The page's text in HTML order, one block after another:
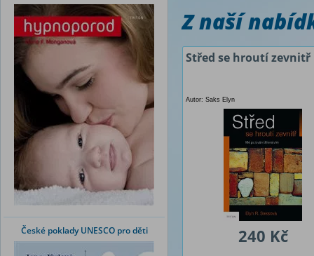
České poklady UNESCO pro děti
Z naší
Střed se hroutí zevnitř
Autor: Saks Elyn
240 Kč